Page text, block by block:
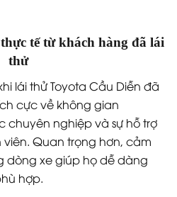
tế từ khách hàng đã lái
thử
lái thử Toyota Cầu Diễn đã
cực về không gian
chuyên nghiệp và sự hỗ trợ
Quan trọng hơn, cảm
dòng xe giúp họ dễ dàng
hợp.